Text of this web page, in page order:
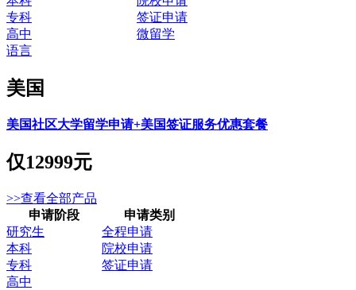
专科
签证申请
高中
微留学
语言
美国
美国社区大学留学申请+美国签证服务优惠套餐
仅12999元
>>查看全部产品
申请阶段
申请类别
研究生
全程申请
本科
院校申请
专科
签证申请
高中